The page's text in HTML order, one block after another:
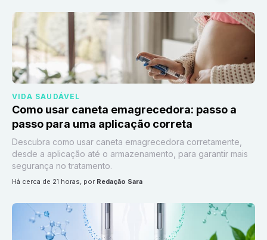
VIDA SAUDÁVEL
Como usar caneta emagrecedora: passo a
passo para uma aplicação correta
Descubra como usar caneta emagrecedora corretamente,
desde a aplicação até o armazenamento, para garantir mais
segurança no tratamento.
há cerca de 21 horas, por Redação Sara